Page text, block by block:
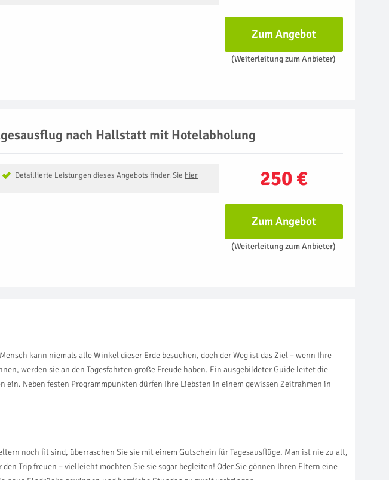
Zum Angebot
(Weiterleitung zum Anbieter)
nach Hallstatt mit Hotelabholung
250 €
Detaillierte Leistungen dieses Angebots finden Sie hier
Zum Angebot
(Weiterleitung zum Anbieter)
kann niemals alle Winkel dieser Erde besuchen, doch der Weg ist das Ziel – wenn Ihre
werden sie an den Tagesfahrten große Freude haben. Ein ausgebildeter Guide leitet die
Neben festen Programmpunkten dürfen Ihre Liebsten in einem gewissen Zeitrahmen in
noch fit sind, überraschen Sie sie mit einem Gutschein für Tagesausflüge. Man ist nie zu alt,
Trip freuen – vielleicht möchten Sie sie sogar begleiten! Oder Sie gönnen Ihren Eltern eine